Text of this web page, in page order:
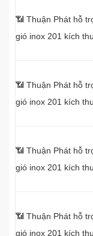
📶 Thuận Phát hỗ
gió inox 201 kích
📶 Thuận Phát hỗ
gió inox 201 kích
📶 Thuận Phát hỗ
gió inox 201 kích
📶 Thuận Phát hỗ
gió inox 201 kích